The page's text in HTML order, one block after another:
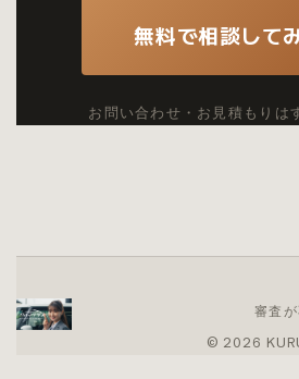
無料で相談して
お問い合わせ・お見積もりは
審査
© 2026